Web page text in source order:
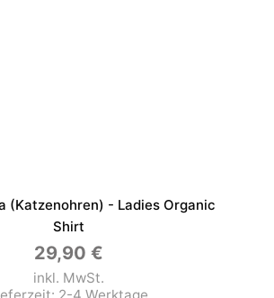
(Katzenohren) - Ladies Organic
Shirt
29,90 €
inkl. MwSt.